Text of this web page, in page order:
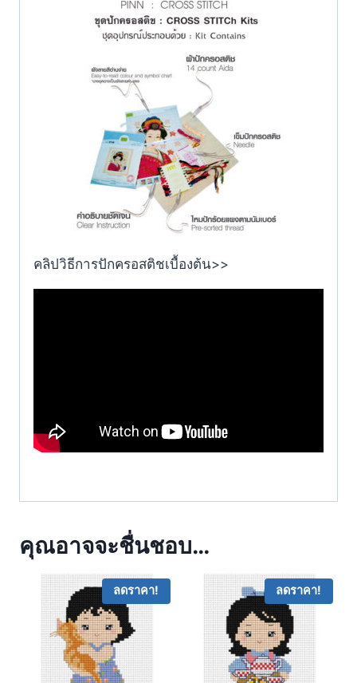
คลิปวิธีการปักครอสติชเบื้องต้น>>
คุณอาจจะชื่นชอบ…
ลดราคา! ลดราคา!